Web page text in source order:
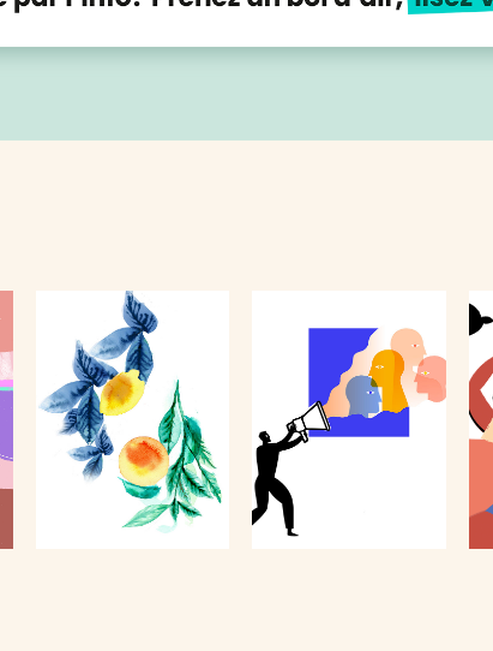
AQUARELLES UN AUTRE MONDE